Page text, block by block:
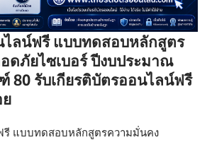
ไลน์ฟรี แบบทดสอบหลักสูตร
ดภัยไซเบอร์ ปีงบประมาณ
80 รับเกียรติบัตรออนไลน์ฟรี
รี แบบทดสอบหลักสูตรความมั่นคง